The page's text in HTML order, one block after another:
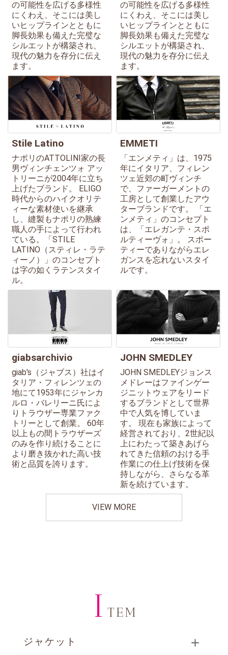
の可能性を広げる多様性
にくわえ、そこには美し
いヒップラインとともに
脚長効果も備えた完璧な
シルエットが構築され、
現代の魅力を存分に伝え
ます。
の可能性を広げる多様性
にくわえ、そこには美し
いヒップラインとともに
脚長効果も備えた完璧な
シルエットが構築され、
現代の魅力を存分に伝え
ます。
Stile Latino
ナポリのATTOLINI家の長
男ヴィンチェンツォ アッ
トリーニが2004年に立ち
上げたブランド。 ELIGO
時代からのハイクオリテ
ィーな素材使いを継承
し、縫製もナポリの熟練
職人の手によって行われ
ている。「STILE
LATINO（スティレ・ラテ
ィーノ）」のコンセプト
は字の如くラテンスタイ
ル。
EMMETI
「エンメティ」は、1975
年にイタリア、フィレン
ツェ近郊の町ヴィンチ
で、ファーガーメントの
工房として創業したアウ
ターブランドです。 「エ
ンメティ」のコンセプト
は、「エレガンテ・スポ
ルティーヴォ」。 スポー
ティーでありながらエレ
ガンスを忘れないスタイ
ルです。
giabsarchivio
giab's（ジャブス）社はイ
タリア・フィレンツェの
地にて1953年にジャンカ
ルロ・バレリーニ氏によ
りトラウザー専業ファク
トリーとして創業。 60年
以上もの間トラウザーズ
のみを作り続けることに
より磨き抜かれた高い技
術と品質を誇ります。
JOHN SMEDLEY
JOHN SMEDLEYジョンス
メドレーはファインゲー
ジニットウェアをリード
するブランドとして世界
中で人気を博していま
す。 現在も家族によって
経営されており、2世紀以
上にわたって築きあげら
れてきた信頼のおける手
作業にの仕上げ技術を保
持しながら、さらなる革
新を続けています。
VIEW MORE
I TEM
ジャケット